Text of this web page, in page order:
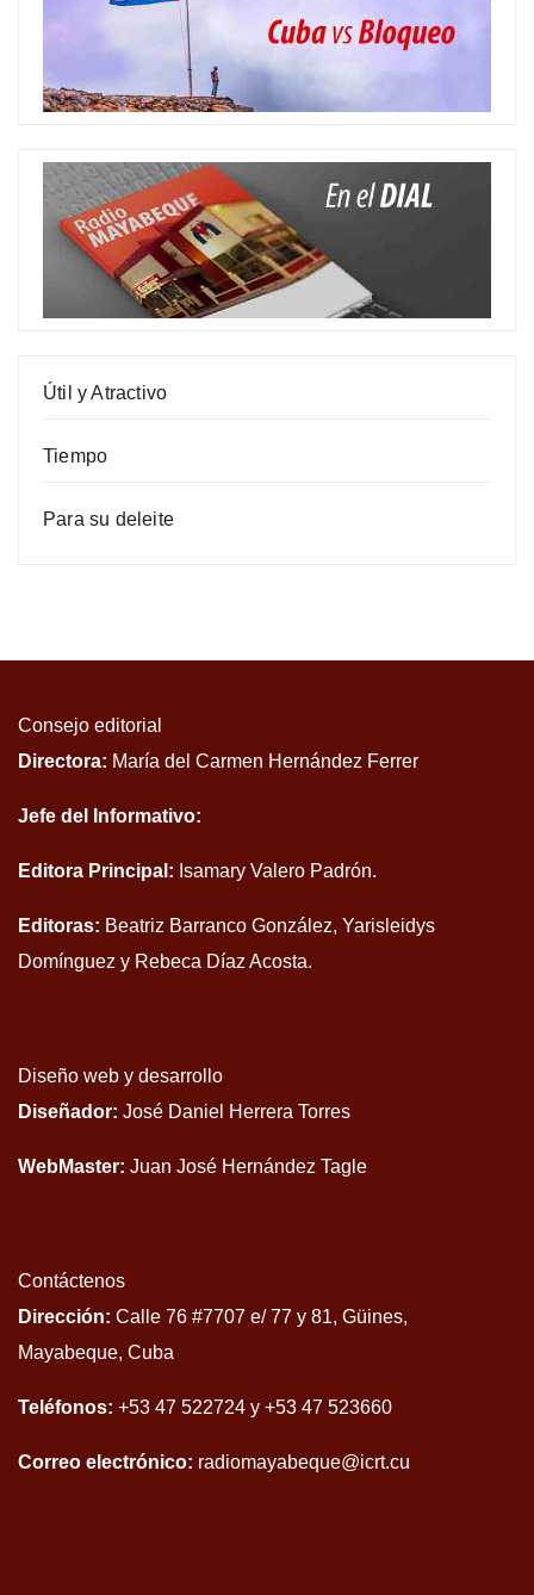
Útil y Atractivo
Tiempo
Para su deleite
Consejo editorial
Directora: María del Carmen Hernández Ferrer
Jefe del Informativo:
Editora Principal: Isamary Valero Padrón.
Editoras: Beatriz Barranco González, Yarisleidys
Domínguez y Rebeca Díaz Acosta.
Diseño web y desarrollo
Diseñador: José Daniel Herrera Torres
WebMaster: Juan José Hernández Tagle
Contáctenos
Dirección: Calle 76 #7707 e/ 77 y 81, Güines,
Mayabeque, Cuba
Teléfonos: +53 47 522724 y +53 47 523660
Correo electrónico: radiomayabeque@icrt.cu